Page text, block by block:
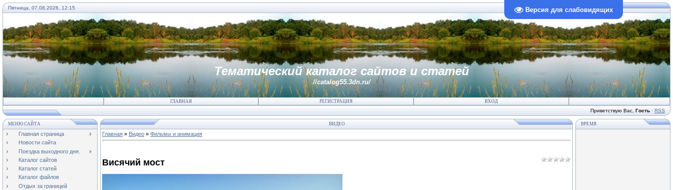
Версия для слабовидящих
Пятница, 07.08.2026, 12:15
Тематический каталог сайтов и статей
//catalog55.3dn.ru/
ГЛАВНАЯ РЕГИСТРАЦИЯ ВХОД
Приветствую Вас Гость · RSS
МЕНЮ САЙТА
Главная страница
Новости сайта
Поездка выходного дня.
Каталог сайтов
Каталог статей
Каталог файлов
Отдых за границей
ВИДЕО
Главная » Видео » Фильмы и анимация
Висячий мост
ВРЕМЯ